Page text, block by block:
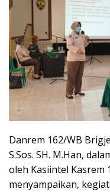
Danrem 162/WB
S.Sos. SH. M.Han,
oleh Kasiintel Kasrem
menyampaikan,